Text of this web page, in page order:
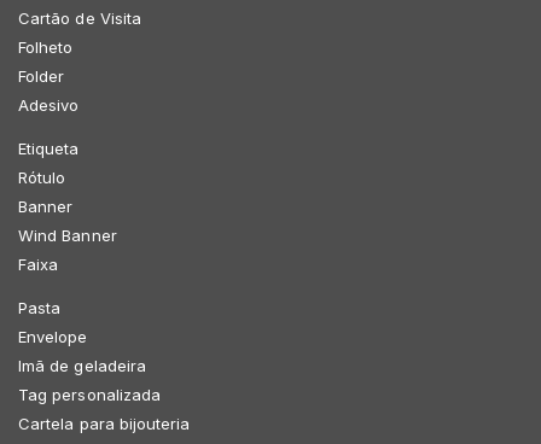
Cartão de Visita
Folheto
Folder
Adesivo
Etiqueta
Rótulo
Banner
Wind Banner
Faixa
Pasta
Envelope
Imã de geladeira
Tag personalizada
Cartela para bijouteria